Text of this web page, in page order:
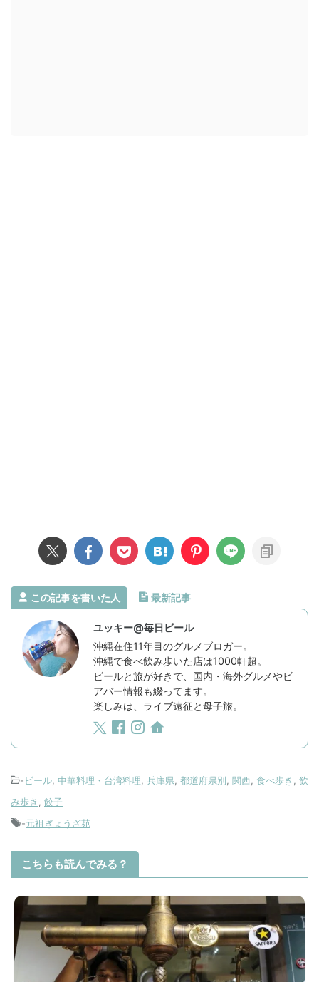
この記事を書いた人 最新記事
ユッキー@毎日ビール
沖縄在住11年目のグルメブロガー。
沖縄で食べ飲み歩いた店は1000軒超。
ビールと旅が好きで、国内・海外グルメやビ
アバー情報も綴ってます。
楽しみは、ライブ遠征と母子旅。
-ビール, 中華料理・台湾料理, 兵庫県, 都道府県別, 関西, 食べ歩き , 飲
み歩き , 餃子
-元祖ぎょうざ苑
こちらも読んでみる？